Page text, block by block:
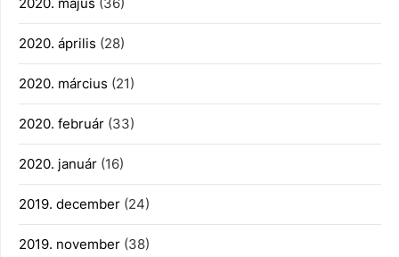
2020. április (28)
2020. március (21)
2020. február (33)
2020. január (16)
2019. december (24)
2019. november (38)